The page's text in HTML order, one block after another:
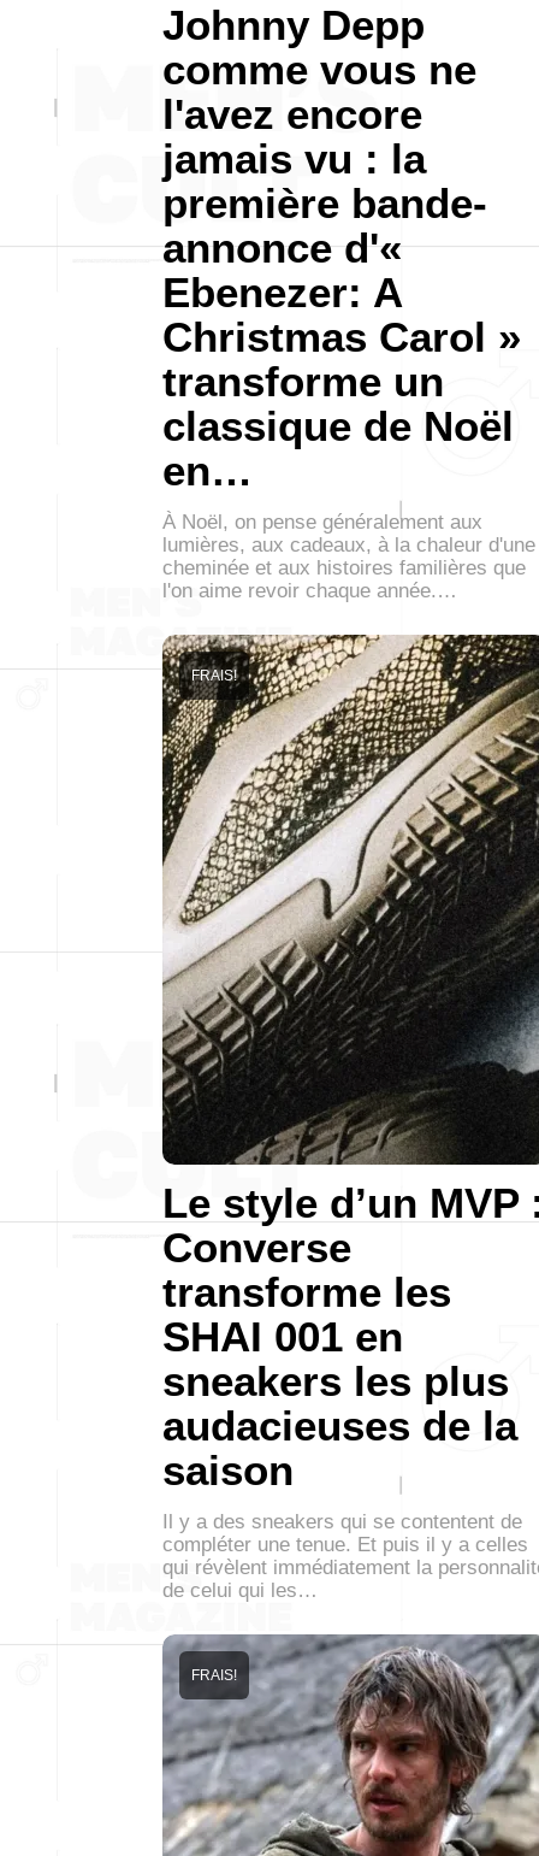
Johnny Depp
comme vous ne
l'avez encore
jamais vu : la
première bande-
annonce d'«
Ebenezer: A
Christmas Carol »
transforme un
classique de Noël
en…
À Noël, on pense généralement aux
lumières, aux cadeaux, à la chaleur d'une
cheminée et aux histoires familières que
l'on aime revoir chaque année.…
Le style d’un MVP
Converse
transforme les
SHAI 001 en
sneakers les plus
audacieuses de la
saison
FRAIS!
Il y a des sneakers qui se contentent de
compléter une tenue. Et puis il y a celles
qui révèlent immédiatement la
de celui qui les…
FRAIS!